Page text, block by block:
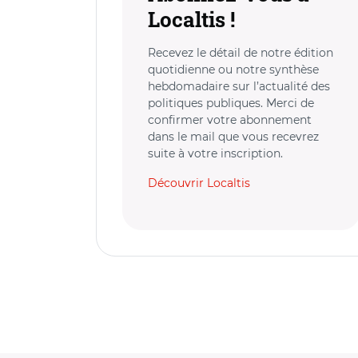
Localtis !
Recevez le détail de notre édition
quotidienne ou notre synthèse
hebdomadaire sur l’actualité des
politiques publiques. Merci de
confirmer votre abonnement
dans le mail que vous recevrez
suite à votre inscription.
Découvrir Localtis